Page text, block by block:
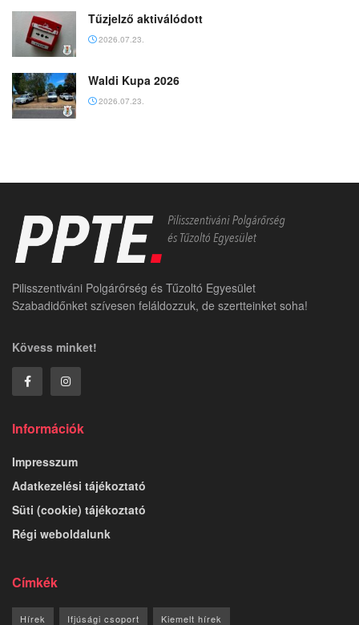
Tűzjelző aktiválódott
2026.07.23.
Waldi Kupa 2026
2026.07.23.
Pilisszentiváni Polgárőrség és Tűzoltó Egyesület
Szabadidőnket szívesen feláldozzuk, de szertteinket soha!
Kövess minket!
Információk
Impresszum
Adatkezelési tájékoztató
Süti (cookie) tájékoztató
Régi weboldalunk
Címkék
Hírek Ifjúsági csoport Kiemelt hírek